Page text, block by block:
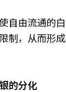
自由流通的
制，从而形
的分化